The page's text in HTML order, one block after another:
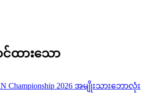
ထားသော
Championship 2026 အမျိုးသားဘောလုံး